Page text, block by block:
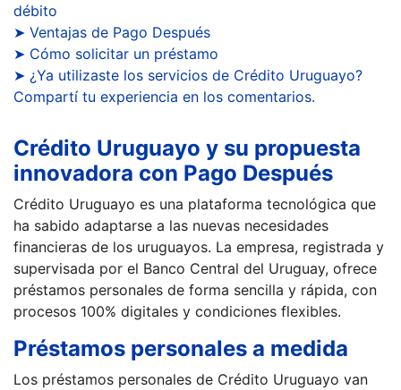
débito
➤ Ventajas de Pago Después
➤ Cómo solicitar un préstamo
➤ ¿Ya utilizaste los servicios de Crédito Uruguayo?
Compartí tu experiencia en los comentarios.
Crédito Uruguayo y su propuesta
innovadora con Pago Después
Crédito Uruguayo es una plataforma tecnológica que
ha sabido adaptarse a las nuevas necesidades
financieras de los uruguayos. La empresa, registrada y
supervisada por el Banco Central del Uruguay, ofrece
préstamos personales de forma sencilla y rápida, con
procesos 100% digitales y condiciones flexibles.
Préstamos personales a medida
Los préstamos personales de Crédito Uruguayo van